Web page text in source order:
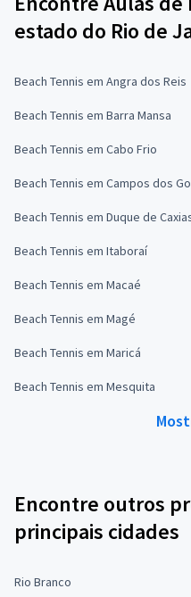
estado do Rio de
Beach Tennis em Angra dos Reis
Beach Tennis em Barra Mansa
Beach Tennis em Cabo Frio
Beach Tennis em Campos dos
Beach Tennis em Duque de
Beach Tennis em Itaboraí
Beach Tennis em Macaé
Beach Tennis em Magé
Beach Tennis em Maricá
Beach Tennis em Mesquita
Encontre outros
principais cidades
Rio Branco